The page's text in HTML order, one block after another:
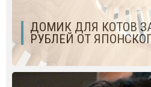
ДОМИК ДЛЯ КОТОВ
РУБЛЕЙ ОТ